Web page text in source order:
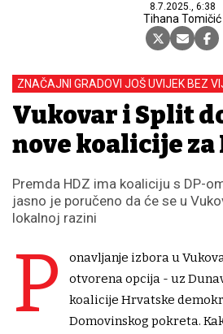
8.7.2025., 6:38
Tihana Tomičić
ZNAČAJNI GRADOVI JOŠ UVIJEK BEZ
Vukovar i Split
nove koalicije za
Premda HDZ ima koaliciju s DP-
jasno je poručeno da će se u
lokalnoj razini
P
onavljanje izbora u
otvorena opcija - uz
koalicije Hrvatske
Domovinskog pokreta.